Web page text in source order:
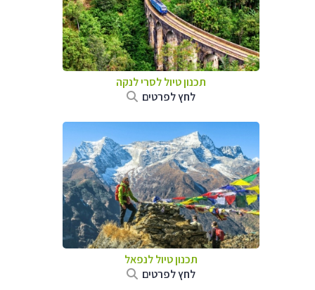
תכנון טיוללסרי לנקה
לחץ לפרטים
תכנון טיול לנפאל
לחץ לפרטים